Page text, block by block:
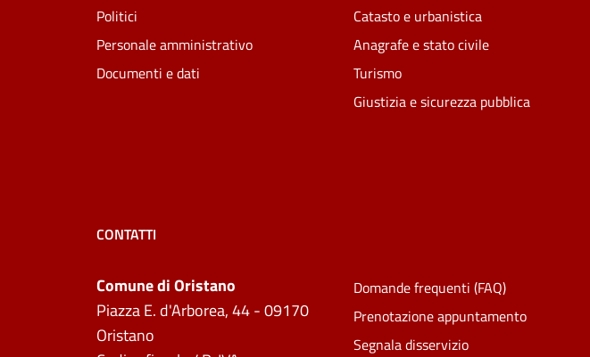
Politici
Personale amministrativo
Documenti e dati
Catasto e urbanistica
Anagrafe e stato civile
Turismo
Giustizia e sicurezza pubblica
CONTATTI
Comune di Oristano
Piazza E. d'Arborea, 44 - 09170
Oristano
Domande frequenti (FAQ)
Prenotazione appuntamento
Segnala disservizio